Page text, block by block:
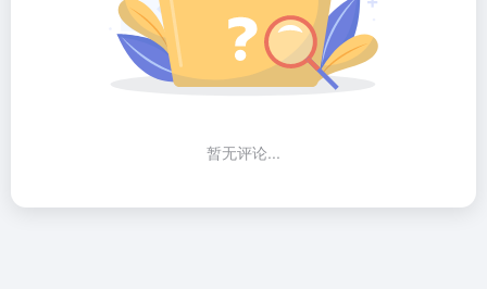
暂无评论...